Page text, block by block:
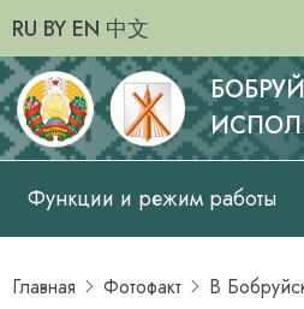
RU BY EN 中文
Основная
навигация
Функции и режим работы
Главная Фотофакт В